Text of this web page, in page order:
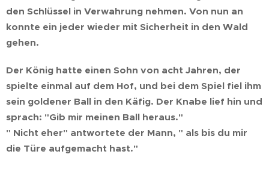
den Schlüssel in Verwahrung nehmen. Von nun an
konnte ein jeder wieder mit Sicherheit in den Wald
gehen.
Der König hatte einen Sohn von acht Jahren, der
spielte einmal auf dem Hof, und bei dem Spiel fiel ihm
sein goldener Ball in den Käfig. Der Knabe lief hin und
sprach: "Gib mir meinen Ball heraus."
" Nicht eher" antwortete der Mann, " als bis du mir
die Türe aufgemacht hast."